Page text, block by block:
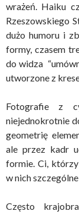
wrażeń. Haiku
Rzeszowskiego
dużo humoru i
formy, czasem
do widza
utworzone z
Fotografie z
niejednokrotnie
geometrię
ale przez kadr
formie. Ci,
w nich
Często